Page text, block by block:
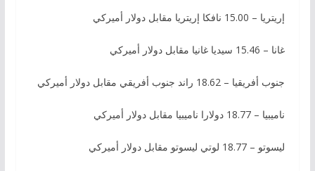
إريتريا – 15.00 نافكا إريتريا مقابل دولار أميركي
غانا – 15.46 سيديا غانيا مقابل دولار أميركي
جنوب أفريقيا – 18.62 راند جنوب أفريقي مقابل دولار أميركي
ناميبيا – 18.77 دولارا ناميبيا مقابل دولار أميركي
ليسوتو – 18.77 لوتي ليسوتو مقابل دولار أميركي